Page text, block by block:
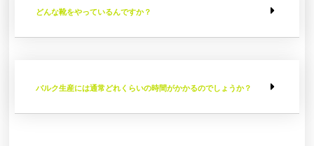
どんな靴をやっているんですか？
バルク生産には通常どれくらいの時間がかかるのでしょうか？